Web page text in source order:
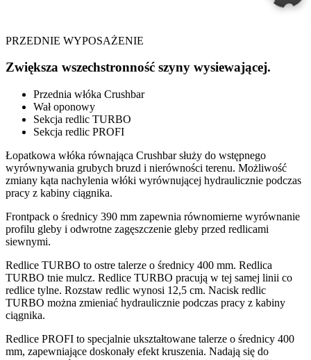
PRZEDNIE WYPOSAŻENIE
Zwiększa wszechstronność szyny wysiewającej.
Przednia włóka Crushbar
Wał oponowy
Sekcja redlic TURBO
Sekcja redlic PROFI
Łopatkowa włóka równająca Crushbar służy do wstępnego
wyrównywania grubych bruzd i nierówności terenu. Możliwość
zmiany kąta nachylenia włóki wyrównującej hydraulicznie podczas
pracy z kabiny ciągnika.
Frontpack o średnicy 390 mm zapewnia równomierne wyrównanie
profilu gleby i odwrotne zagęszczenie gleby przed redlicami
siewnymi.
Redlice TURBO to ostre talerze o średnicy 400 mm. Redlica
TURBO tnie mulcz. Redlice TURBO pracują w tej samej linii co
redlice tylne. Rozstaw redlic wynosi 12,5 cm. Nacisk redlic
TURBO można zmieniać hydraulicznie podczas pracy z kabiny
ciągnika.
Redlice PROFI to specjalnie ukształtowane talerze o średnicy 400
mm, zapewniające doskonały efekt kruszenia. Nadają się do